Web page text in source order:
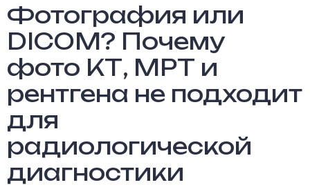
Фотография или
DICOM? Почему
фото КТ, МРТ и
рентгена не подходит
для
радиологической
диагностики